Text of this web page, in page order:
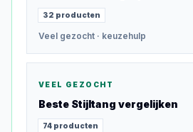
32 producten
Veel gezocht · keuzehulp
VEEL GEZOCHT
Beste Stijltang vergelijken
74 producten